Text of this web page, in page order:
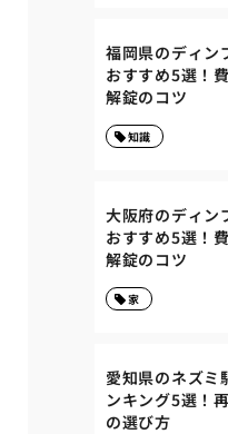
福岡県のディン
おすすめ5選！
解錠のコツ
知識
大阪府のディン
おすすめ5選！
解錠のコツ
家
愛知県のネズミ
ンキング5選！
の選び方